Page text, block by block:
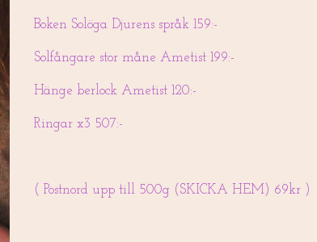
Boken Solöga Djurens språk 159:-
Solfångare stor måne Ametist 199:-
Hänge berlock Ametist 120:-
Ringar x3 507:-
( Postnord upp till 500g (SKICKA HEM) 69kr )